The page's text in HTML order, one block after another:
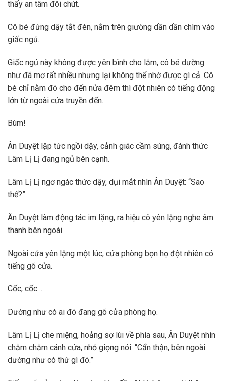
thấy an tâm đôi chút.
Cô bé đứng dậy tắt đèn, nằm trên giường dần dần chìm vào
giấc ngủ.
Giấc ngủ này không được yên bình cho lắm, cô bé dường
như đã mơ rất nhiều nhưng lại không thể nhớ được gì cả. Cô
bé chỉ nằm đó cho đến nửa đêm thì đột nhiên có tiếng động
lớn từ ngoài cửa truyền đến.
Bùm!
Ân Duyệt lập tức ngồi dậy, cảnh giác cầm súng, đánh thức
Lâm Lị Lị đang ngủ bên cạnh.
Lâm Lị Lị ngơ ngác thức dậy, dụi mắt nhìn Ân Duyệt: “Sao
thế?”
Ân Duyệt làm động tác im lặng, ra hiệu cô yên lặng nghe âm
thanh bên ngoài.
Ngoài cửa yên lặng một lúc, cửa phòng bọn họ đột nhiên có
tiếng gõ cửa.
Cốc, cốc…
Dường như có ai đó đang gõ cửa phòng họ.
Lâm Lị Lị che miệng, hoảng sợ lùi về phía sau, Ân Duyệt nhìn
chằm chằm cánh cửa, nhỏ giọng nói: “Cẩn thận, bên ngoài
dường như có thứ gì đó.”